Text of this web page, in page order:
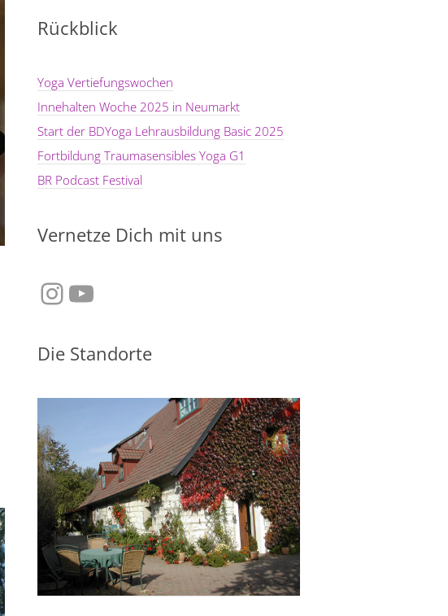
Rückblick
Yoga Vertiefungswochen
Innehalten Woche 2025 in Neumarkt
Start der BDYoga Lehrausbildung Basic 2025
Fortbildung Traumasensibles Yoga G1
BR Podcast Festival
Vernetze Dich mit uns
Instagram
YouTube
Die Standorte